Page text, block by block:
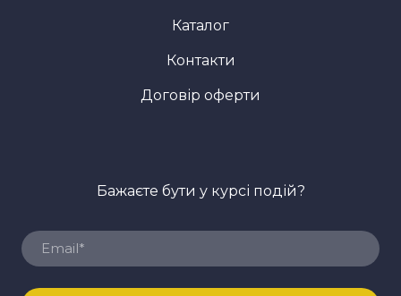
Каталог
Контакти
Договір оферти
Бажаєте бути у курсі подій?